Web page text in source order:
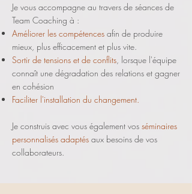
Je vous accompagne au travers de séances de
Team Coaching à :
Améliorer les compétences afin de produire
mieux, plus efficacement et plus vite.
Sortir de tensions et de conflits , lorsque l'équipe
connaît une dégradation des relations et gagner
en cohésion
Faciliter l'installation du changement.
Je construis avec vous également vos séminaires
personnalisés adaptés aux besoins de vos
collaborateurs.